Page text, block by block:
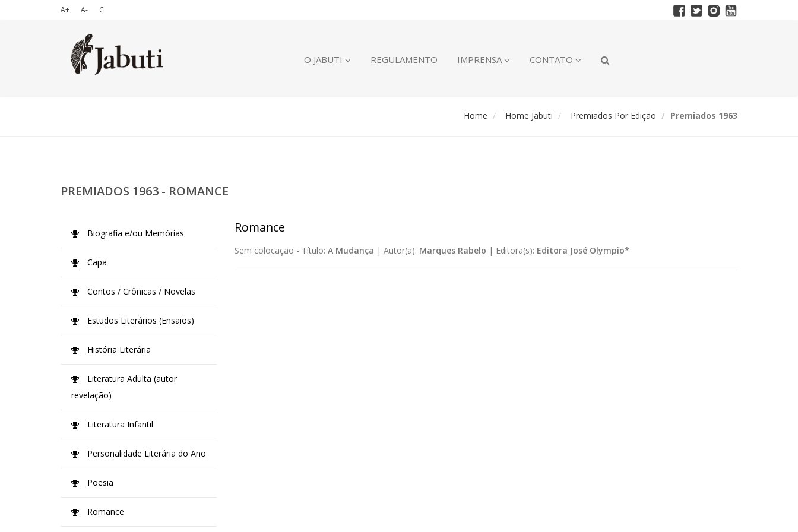
A+ A- C
O JABUTI REGULAMENTO IMPRENSA CONTATO
Home Home Jabuti Premiados Por Edição Premiados 1963
PREMIADOS 1963 - ROMANCE
Romance
Sem colocação - Título: A Mudança | Autor(a): Marques Rabelo | Editora(s): Editora José Olympio*
Biografia e/ou Memórias
Capa
Contos / Crônicas / Novelas
Estudos Literários (Ensaios)
História Literária
Literatura Adulta (autor
revelação)
Literatura Infantil
Personalidade Literária do Ano
Poesia
Romance